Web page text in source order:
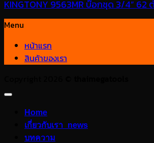
KINGTONY 9563MR บ๊อกชุด 3/4” 62
Menu
หน้าแรก
สินค้าของเรา
Home
เกี่ยวกับเรา_news
บทความ